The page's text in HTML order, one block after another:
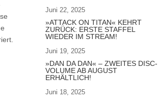
Juni 22, 2025
»ATTACK ON TITAN« KEHRT
ZURÜCK: ERSTE STAFFEL
WIEDER IM STREAM!
Juni 19, 2025
»DAN DA DAN« – ZWEITES DISC-
VOLUME AB AUGUST
ERHÄLTLICH!
Juni 18, 2025